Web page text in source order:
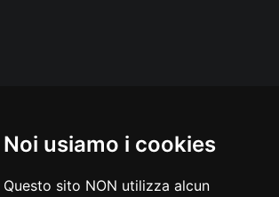
Noi usiamo i cookies
Questo sito NON utilizza alcun